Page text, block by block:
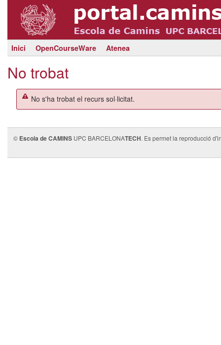
Inici OpenCourseWare Atenea
No trobat
No s'ha trobat el recurs sol·licitat.
© Escola de CAMINS UPC BARCELONATECH. Es permet la reproducció